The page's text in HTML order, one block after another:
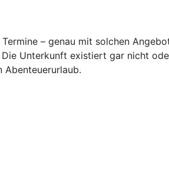
– genau mit solchen
Unterkunft existiert gar nicht
Abenteuerurlaub.